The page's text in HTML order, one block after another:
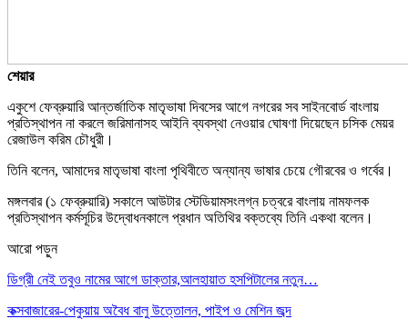
শেয়ার
একুশে ফেব্রুয়ারি আন্তর্জাতিক মাতৃভাষা দিবসের আগে নগরের সব সাইনবোর্ড বাংলায়
প্রতিস্থাপন না করলে জরিমানাসহ আইনি ব্যবস্থা নেওয়ার ঘোষণা দিয়েছেন চসিক মেয়র
রেজাউল করিম চৌধুরী।
তিনি বলেন, আমাদের মাতৃভাষা বাংলা পৃথিবীতে অন্যান্য ভাষার চেয়ে গৌরবের ও গর্বের।
মঙ্গলবার (১ ফেব্রুয়ারি) সকালে আউটার স্টেডিয়ামসংলগ্ন চত্বরে বাংলায় নামফলক
প্রতিস্থাপন কর্মসূচির উদ্বোধনকালে প্রধান অতিথির বক্তব্যে তিনি একথা বলেন।
আরো পড়ুন
ডিগ্রী নেই তবুও নামের আগে ডাক্তার,আলহায়াত হসপিটালের নতুন…
কক্সবাজারের-পেকুয়ায় অবৈধ বালু উত্তোলন, পাইপ ও মেশিন জব্দ